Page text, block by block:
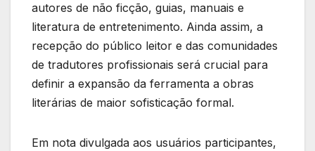
autores de não ficção, guias, manuais e
literatura de entretenimento. Ainda assim, a
recepção do público leitor e das comunidades
de tradutores profissionais será crucial para
definir a expansão da ferramenta a obras
literárias de maior sofisticação formal.
Em nota divulgada aos usuários participantes,